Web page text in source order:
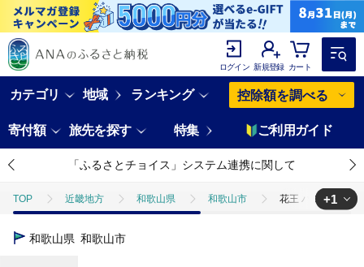
ログイン 新規登録 カート
カテゴリ 地域 ランキング 控除額を調べる
寄付額 旅先を探す 特集 ご利用ガイド
「ふるさとチョイス」システム連携に関して
TOP 近畿地方 和歌山県 和歌山市 花王 ハミングフレ
TOP
+1
和歌山県 和歌山市